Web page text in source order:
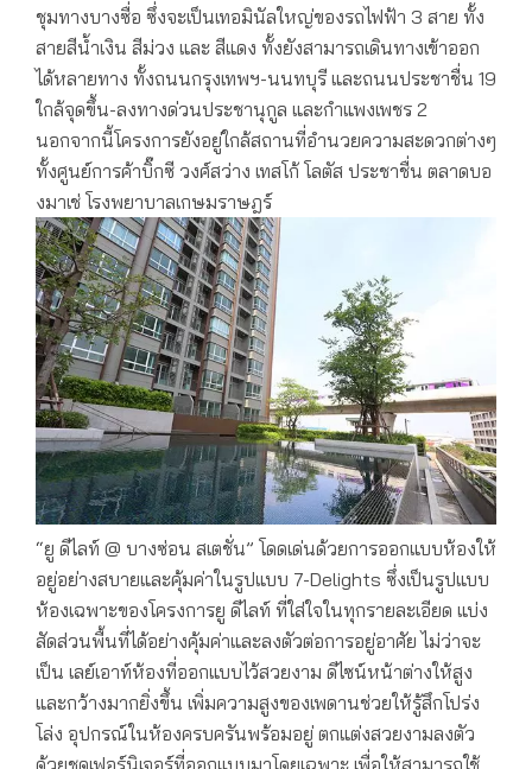
ชุมทางบางซื่อ ซึ่งจะเป็นเทอมินัลใหญ่ของรถไฟฟ้า 3 สาย ทั้ง
สายสีน้ำเงิน สีม่วง และ สีแดง ทั้งยังสามารถเดินทางเข้าออก
ได้หลายทาง ทั้งถนนกรุงเทพฯ-นนทบุรี และถนนประชาชื่น 19
ใกล้จุดขึ้น-ลงทางด่วนประชานุกูล และกำแพงเพชร 2
นอกจากนี้โครงการยังอยู่ใกล้สถานที่อำนวยความสะดวกต่างๆ
ทั้งศูนย์การค้าบิ๊กซี วงศ์สว่าง เทสโก้ โลตัส ประชาชื่น ตลาดบอ
งมาเช่ โรงพยาบาลเกษมราษฎร์
“ยู ดีไลท์ @ บางซ่อน สเตชั่น” โดดเด่นด้วยการออกแบบห้องให้
อยู่อย่างสบายและคุ้มค่าในรูปแบบ 7-Delights ซึ่งเป็นรูปแบบ
ห้องเฉพาะของโครงการยู ดีไลท์ ที่ใส่ใจในทุกรายละเอียด แบ่ง
สัดส่วนพื้นที่ได้อย่างคุ้มค่าและลงตัวต่อการอยู่อาศัย ไม่ว่าจะ
เป็น เลย์เอาท์ห้องที่ออกแบบไว้สวยงาม ดีไซน์หน้าต่างให้สูง
และกว้างมากยิ่งขึ้น เพิ่มความสูงของเพดานช่วยให้รู้สึกโปร่ง
โล่ง อุปกรณ์ในห้องครบครันพร้อมอยู่ ตกแต่งสวยงามลงตัว